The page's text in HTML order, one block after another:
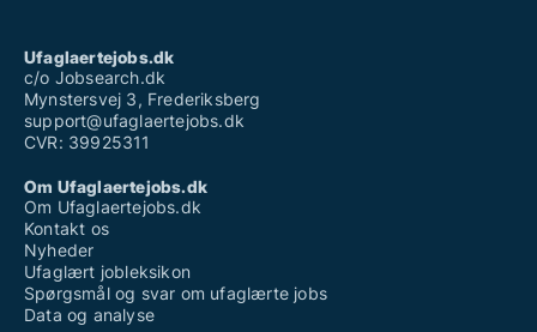
Ufaglært social- og sundhedshjælper løn
Vikar hjemmepleje ufaglært
Ufaglaertejobs.dk
c/o Jobsearch.dk
Mynstersvej 3, Frederiksberg
support@ufaglaertejobs.dk
CVR: 39925311
Om Ufaglaertejobs.dk
Om Ufaglaertejobs.dk
Kontakt os
Nyheder
Ufaglært jobleksikon
Spørgsmål og svar om ufaglærte jobs
Data og analyse